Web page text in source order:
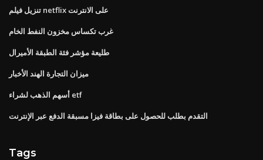
تنزيل فيلم netflix على الانترنت
غرب تكساس مخزون النفط الخام
طليعة مؤشر فئة الطبقة الأميرال
ميزان التجارة الهند الأخبار
أسهم الذهب لشراء etf
التقدم بطلب للحصول على بطاقة فيزا مسبقة الدفع عبر الإنترنت
Tags